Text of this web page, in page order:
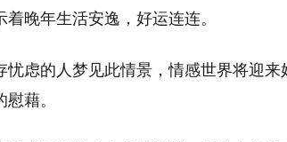
着晚年生活安逸，好运连连。
忧虑的人梦见此情景，情感世界将迎
藉。